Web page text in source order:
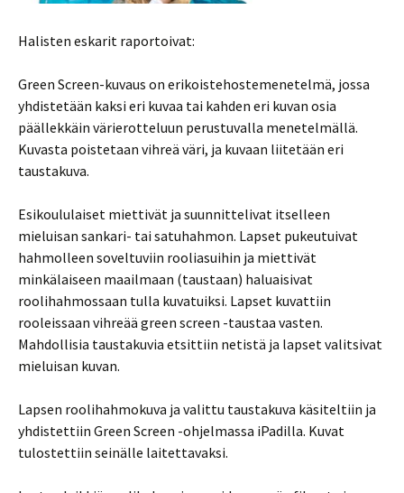
Halisten eskarit raportoivat:
Green Screen-kuvaus on erikoistehostemenetelmä, jossa
yhdistetään kaksi eri kuvaa tai kahden eri kuvan osia
päällekkäin värierotteluun perustuvalla menetelmällä.
Kuvasta poistetaan vihreä väri, ja kuvaan liitetään eri
taustakuva.
Esikoululaiset miettivät ja suunnittelivat itselleen
mieluisan sankari- tai satuhahmon. Lapset pukeutuivat
hahmolleen soveltuviin rooliasuihin ja miettivät
minkälaiseen maailmaan (taustaan) haluaisivat
roolihahmossaan tulla kuvatuiksi. Lapset kuvattiin
rooleissaan vihreää green screen -taustaa vasten.
Mahdollisia taustakuvia etsittiin netistä ja lapset valitsivat
mieluisan kuvan.
Lapsen roolihahmokuva ja valittu taustakuva käsiteltiin ja
yhdistettiin Green Screen -ohjelmassa iPadilla. Kuvat
tulostettiin seinälle laitettavaksi.